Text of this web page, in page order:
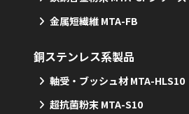
金属短繊維 MTA-FB
銅ステンレス系製品
軸受・ブッシュ材 MTA-HLS10
超抗菌粉末 MTA-S10